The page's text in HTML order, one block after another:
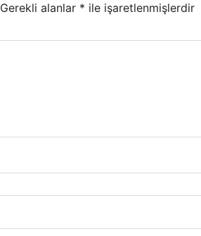
Gerekli alanlar * ile işaretlenmişlerdir